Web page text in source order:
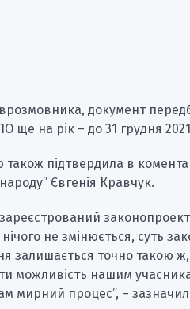
документ
ще на рік – до 31 грудня
підтвердила в
Євгенія Кравчук.
зареєстрований
не змінюється, суть
залишається точно такою
можливість нашим
мирний процес”, –